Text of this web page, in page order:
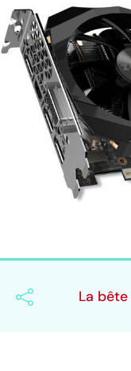
La bête